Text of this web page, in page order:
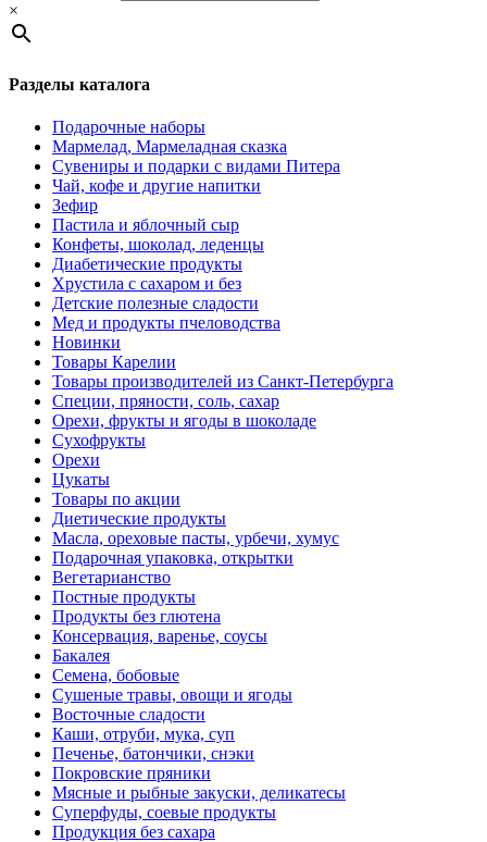
×
Разделы каталога
Подарочные наборы
Мармелад, Мармеладная сказка
Сувениры и подарки с видами Питера
Чай, кофе и другие напитки
Зефир
Пастила и яблочный сыр
Конфеты, шоколад, леденцы
Диабетические продукты
Хрустила с сахаром и без
Детские полезные сладости
Мед и продукты пчеловодства
Новинки
Товары Карелии
Товары производителей из Санкт-Петербурга
Специи, пряности, соль, сахар
Орехи, фрукты и ягоды в шоколаде
Сухофрукты
Орехи
Цукаты
Товары по акции
Диетические продукты
Масла, ореховые пасты, урбечи, хумус
Подарочная упаковка, открытки
Вегетарианство
Постные продукты
Продукты без глютена
Консервация, варенье, соусы
Бакалея
Семена, бобовые
Сушеные травы, овощи и ягоды
Восточные сладости
Каши, отруби, мука, суп
Печенье, батончики, снэки
Покровские пряники
Мясные и рыбные закуски, деликатесы
Суперфуды, соевые продукты
Продукция без сахара